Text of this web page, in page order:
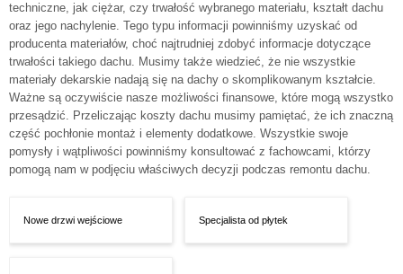
techniczne, jak ciężar, czy trwałość wybranego materiału, kształt dachu
oraz jego nachylenie. Tego typu informacji powinniśmy uzyskać od
producenta materiałów, choć najtrudniej zdobyć informacje dotyczące
trwałości takiego dachu. Musimy także wiedzieć, że nie wszystkie
materiały dekarskie nadają się na dachy o skomplikowanym kształcie.
Ważne są oczywiście nasze możliwości finansowe, które mogą wszystko
przesądzić. Przeliczając koszty dachu musimy pamiętać, że ich znaczną
część pochłonie montaż i elementy dodatkowe. Wszystkie swoje
pomysły i wątpliwości powinniśmy konsultować z fachowcami, którzy
pomogą nam w podjęciu właściwych decyzji podczas remontu dachu.
Nowe drzwi wejściowe Specjalista od płytek